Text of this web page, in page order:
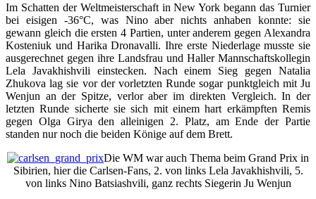
Im Schatten der Weltmeisterschaft in New York begann das Turnier
bei eisigen -36°C, was Nino aber nichts anhaben konnte: sie
gewann gleich die ersten 4 Partien, unter anderem gegen Alexandra
Kosteniuk und Harika Dronavalli. Ihre erste Niederlage musste sie
ausgerechnet gegen ihre Landsfrau und Haller Mannschaftskollegin
Lela Javakhishvili einstecken. Nach einem Sieg gegen Natalia
Zhukova lag sie vor der vorletzten Runde sogar punktgleich mit Ju
Wenjun an der Spitze, verlor aber im direkten Vergleich. In der
letzten Runde sicherte sie sich mit einem hart erkämpften Remis
gegen Olga Girya den alleinigen 2. Platz, am Ende der Partie
standen nur noch die beiden Könige auf dem Brett.
Die WM war auch Thema beim Grand Prix in
Sibirien, hier die Carlsen-Fans, 2. von links Lela Javakhishvili, 5.
von links Nino Batsiashvili, ganz rechts Siegerin Ju Wenjun